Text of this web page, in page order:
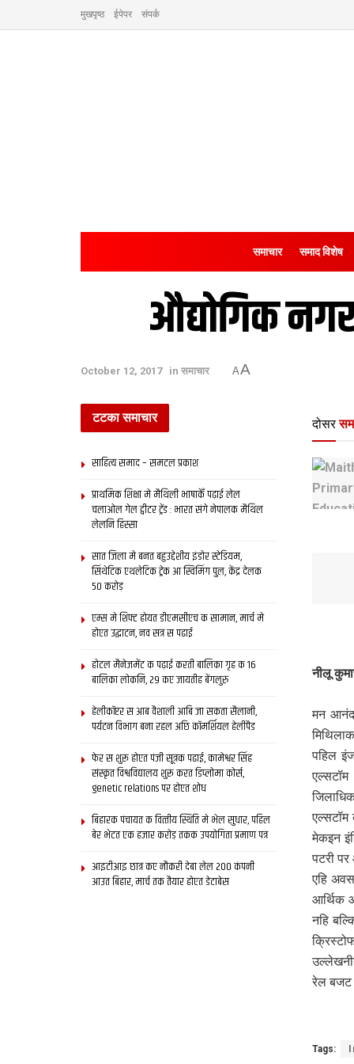
मुखपृष्ठ ईपेपर संपर्क
समाचार समाद विशेष
औद्योगिक
October 12, 2017 in समाचार AA
दोसर
नीलू
मन आनंद
पहिल
मेकइन
पटरी
एहि
आर्थिक
नहि
रेल बजट
Tags:
टटका समाचार
साहित्य समाद – समटल प्रकाश
प्राथमिक शि‍क्षा मे मैथि‍ली भाषाकेँ पढ़ाई लेल
चलाओल गेल ट्वीटर ट्रेंड : भारत संगे नेपालक मैथिल
लेलनि हिस्सा
सात जिला मे बनत बहुउद्देशीय इंडोर स्‍टेडि‍यम,
सिंथेटिक एथलेटिक ट्रेक आ स्विमिंग पुल, केंद्र देलक
50 करोड़
एम्स मे शिफ्ट होयत डीएमसीएच क सामान, मार्च मे
होएत उद्घाटन, नव सत्र स पढाई
होटल मैनेजमेंट क पढ़ाई करती बालिका गृह क 16
बालिका लोकनि, 29 कए जायतीह बेंगलुरु
हेलीकॉप्टर स आब वैशाली आबि जा सकता सैलानी,
पर्यटन विभाग बना रहल अछि कॉमर्शियल हेलीपैड
फेर स शुरू होएत पंजी सूत्रक पढाई, कामेश्वर सिंह
संस्कृत विश्वविद्यालय शुरू करत डिप्लोमा कोर्स,
genetic relations पर होएत शोध
बिहारक पंचायत क वित्‍तीय स्थिति मे भेल सुधार, पहिल
बेर भेटत एक हजार करोड़ तकक उपयोगिता प्रमाण पत्र
आइटीआइ छात्र कए नौकरी देबा लेल 200 कंपनी
आउत बिहार, मार्च तक तैयार होएत डेटाबेस